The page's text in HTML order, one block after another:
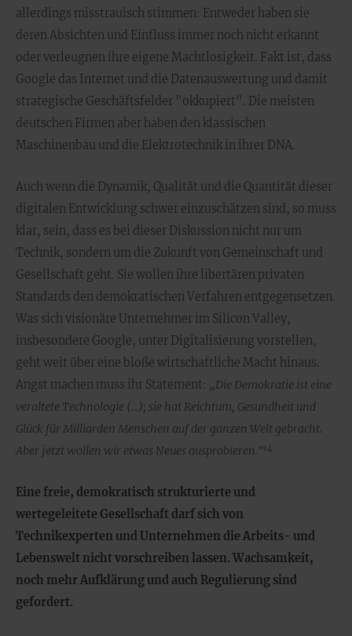
allerdings misstrauisch stimmen: Entweder haben sie
deren Absichten und Einfluss immer noch nicht erkannt
oder verleugnen ihre eigene Machtlosigkeit. Fakt ist, dass
Google das Internet und die Datenauswertung und damit
strategische Geschäftsfelder "okkupiert". Die meisten
deutschen Firmen aber haben den klassischen
Maschinenbau und die Elektrotechnik in ihrer DNA.
Auch wenn die Dynamik, Qualität und die Quantität dieser
digitalen Entwicklung schwer einzuschätzen sind, so muss
klar, sein, dass es bei dieser Diskussion nicht nur um
Technik, sondern um die Zukunft von Gemeinschaft und
Gesellschaft geht. Sie wollen ihre libertären privaten
Standards den demokratischen Verfahren entgegensetzen.
Was sich visionäre Unternehmer im Silicon Valley,
insbesondere Google, unter Digitalisierung vorstellen,
geht weit über eine bloße wirtschaftliche Macht hinaus.
Angst machen muss ihr Statement: „Die Demokratie ist eine
veraltete Technologie (...); sie hat Reichtum, Gesundheit und
Glück für Milliarden Menschen auf der ganzen Welt gebracht.
Aber jetzt wollen wir etwas Neues ausprobieren."14
Eine freie, demokratisch strukturierte und
wertegeleitete Gesellschaft darf sich von
Technikexperten und Unternehmen die Arbeits- und
Lebenswelt nicht vorschreiben lassen. Wachsamkeit,
noch mehr Aufklärung und auch Regulierung sind
gefordert.